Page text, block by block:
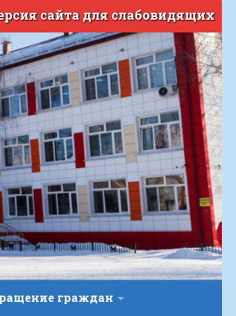
сайта для слабовидящих
граждан